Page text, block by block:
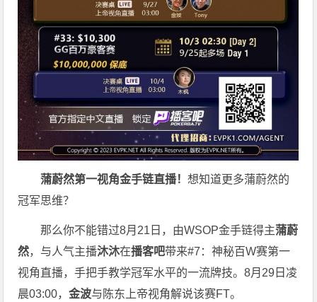
蒲蔚然第一视角金手链直播！想知道更多蒲蔚然的
冠军思维？
那么你不能错过8月21日， 由WSOP金手链得主蒲蔚
然，与人气主播沐沐在播客吧带来#7：神秘百W赛第一
视角直播，手把手教学冠军水平的一流牌技。8月29日凌
晨03:00，金波与陈东上帝视角解说该赛FT。